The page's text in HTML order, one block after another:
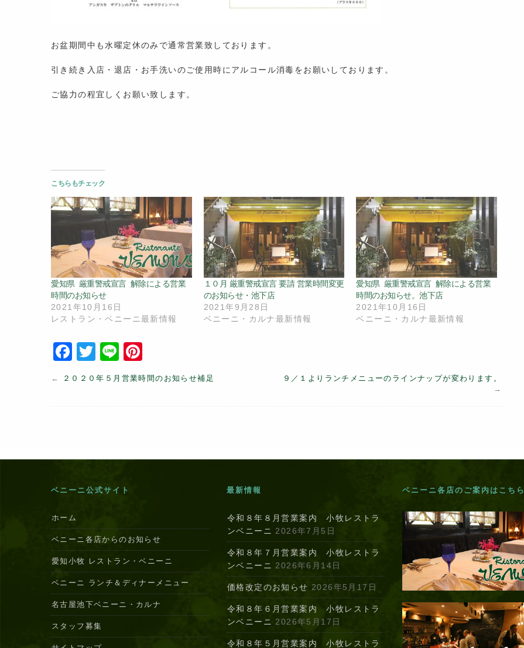
お盆期間中も水曜定休のみで通常営業致しております。
引き続き入店・退店・お手洗いのご使用時にアルコール消毒をお願いしております。
ご協力の程宜しくお願い致します。
こちらもチェック
愛知県 厳重警戒宣言 解除による営業
時間のお知らせ
2021年10月16日
レストラン・ベニーニ最新情報
１０月 厳重警戒宣言 要請 営業時間変更
のお知らせ・池下店
2021年9月28日
ベニーニ・カルナ最新情報
愛知県 厳重警戒宣言 解除による営業
時間のお知らせ。池下店
2021年10月16日
ベニーニ・カルナ最新情報
F
a
c
o
k
T
w
itt
Li
n
e
nt
er
← ２０２０年５月営業時間のお知らせ補足
９／１よりランチメニューのラインナップが変わります。
→
ベニーニ公式サイト
ホーム
ベニーニ各店からのお知らせ
愛知小牧 レストラン・ベニーニ
ベニーニ ランチ＆ディナーメニュー
名古屋池下ベニーニ・カルナ
スタッフ募集
最新情報
令和８年８月営業案内 小牧レストラ
ンベニーニ 2026年7月5日
令和８年７月営業案内 小牧レストラ
ンベニーニ 2026年6月14日
価格改定のお知らせ 2026年5月17日
令和８年６月営業案内 小牧レストラ
ンベニーニ 2026年5月17日
令和８年５月営業案内 小牧レストラ
ベニーニ各店のご案内はこちら